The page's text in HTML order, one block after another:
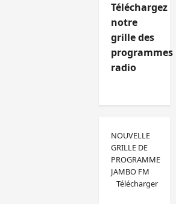
Téléchargez
notre
grille des
programmes
radio
NOUVELLE
GRILLE DE
PROGRAMME
JAMBO FM
Télécharger